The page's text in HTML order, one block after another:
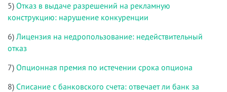
5) Отказ в выдаче разрешений на рекламную
конструкцию: нарушение конкуренции
6) Лицензия на недропользование: недействительный
отказ
7) Опционная премия по истечении срока опциона
8) Списание с банковского счета: отвечает ли банк за